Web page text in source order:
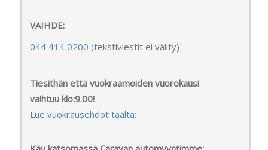
VAIHDE:
044 414 0200 (tekstiviestit ei välity)
Tiesithän että vuokraamoiden vuorokausi
vaihtuu klo:9.00!
Lue vuokrausehdot täältä: